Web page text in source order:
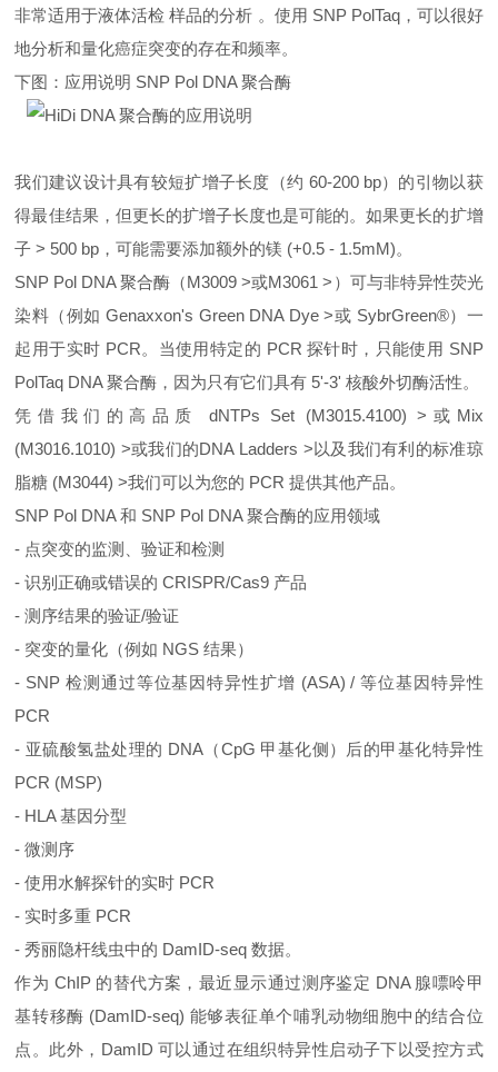
非常适用于液体活检 样品的分析 。使用 SNP PolTaq，可以很好
地分析和量化癌症突变的存在和频率。
下图：应用说明 SNP Pol DNA 聚合酶
我们建议设计具有较短扩增子长度（约 60-200 bp）的引物以获
得最佳结果，但更长的扩增子长度也是可能的。如果更长的扩增
子 > 500 bp，可能需要添加额外的镁 (+0.5 - 1.5mM)。
SNP Pol DNA 聚合酶（M3009 >或M3061 >）可与非特异性荧光
染料（例如 Genaxxon's Green DNA Dye >或 SybrGreen®）一
起用于实时 PCR。当使用特定的 PCR 探针时，只能使用 SNP
PolTaq DNA 聚合酶，因为只有它们具有 5'-3' 核酸外切酶活性。
凭借我们的高品质 dNTPs Set (M3015.4100) >或Mix
(M3016.1010) >或我们的DNA Ladders >以及我们有利的标准琼
脂糖 (M3044) >我们可以为您的 PCR 提供其他产品。
SNP Pol DNA 和 SNP Pol DNA 聚合酶的应用领域
- 点突变的监测、验证和检测
- 识别正确或错误的 CRISPR/Cas9 产品
- 测序结果的验证/验证
- 突变的量化（例如 NGS 结果）
- SNP 检测通过等位基因特异性扩增 (ASA) / 等位基因特异性
PCR
- 亚硫酸氢盐处理的 DNA（CpG 甲基化侧）后的甲基化特异性
PCR (MSP)
- HLA 基因分型
- 微测序
- 使用水解探针的实时 PCR
- 实时多重 PCR
- 秀丽隐杆线虫中的 DamID-seq 数据。
作为 ChIP 的替代方案，最近显示通过测序鉴定 DNA 腺嘌呤甲
基转移酶 (DamID-seq) 能够表征单个哺乳动物细胞中的结合位
点。此外，DamID 可以通过在组织特异性启动子下以受控方式